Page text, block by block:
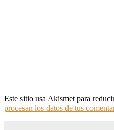
Este sitio usa Akismet para
procesan los datos de tus